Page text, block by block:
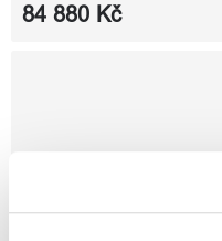
84 880 Kč